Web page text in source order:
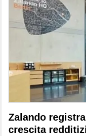
Zalando
crescita